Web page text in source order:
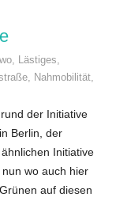
, Lästiges,
, Nahmobilität,
der Initiative
Berlin, der
Initiative
wo auch hier
auf diesen